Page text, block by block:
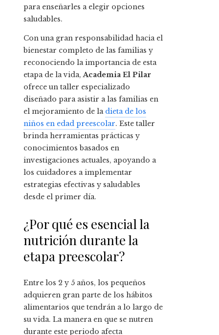
para enseñarles a elegir opciones
saludables.
Con una gran responsabilidad hacia el
bienestar completo de las familias y
reconociendo la importancia de esta
etapa de la vida,Academia El Pilar
ofrece un taller especializado
diseñado para asistir a las familias en
el mejoramiento de la dieta de los
niños en edad preescolar. Este taller
brinda herramientas prácticas y
conocimientos basados en
investigaciones actuales, apoyando a
los cuidadores a implementar
estrategias efectivas y saludables
desde el primer día.
¿Por qué es esencial la
nutrición durante la
etapa preescolar?
Entre los 2 y 5 años, los pequeños
adquieren gran parte de los hábitos
alimentarios que tendrán a lo largo de
su vida. La manera en que se nutren
durante este periodo afecta